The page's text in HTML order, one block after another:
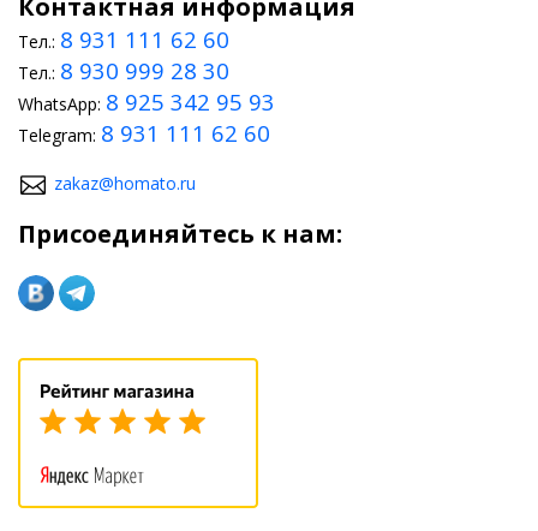
Тел.: 8 931 111 62 60
Тел.: 8 930 999 28 30
WhatsApp: 8 925 342 95 93
Telegram: 8 931 111 62 60
zakaz@homato.ru
Присоединяйтесь к нам: